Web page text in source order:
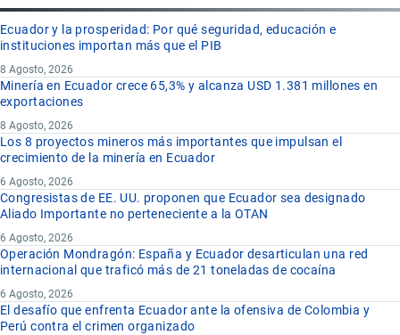
Ecuador y la prosperidad: Por qué seguridad, educación e
instituciones importan más que el PIB
8 Agosto, 2026
Minería en Ecuador crece 65,3% y alcanza USD 1.381 millones en
exportaciones
8 Agosto, 2026
Los 8 proyectos mineros más importantes que impulsan el
crecimiento de la minería en Ecuador
6 Agosto, 2026
Congresistas de EE. UU. proponen que Ecuador sea designado
Aliado Importante no perteneciente a la OTAN
6 Agosto, 2026
Operación Mondragón: España y Ecuador desarticulan una red
internacional que traficó más de 21 toneladas de cocaína
6 Agosto, 2026
El desafío que enfrenta Ecuador ante la ofensiva de Colombia y
Perú contra el crimen organizado